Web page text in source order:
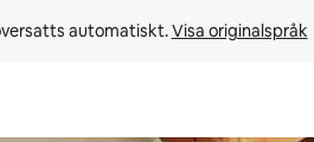
automatiskt. Visa originalspråk